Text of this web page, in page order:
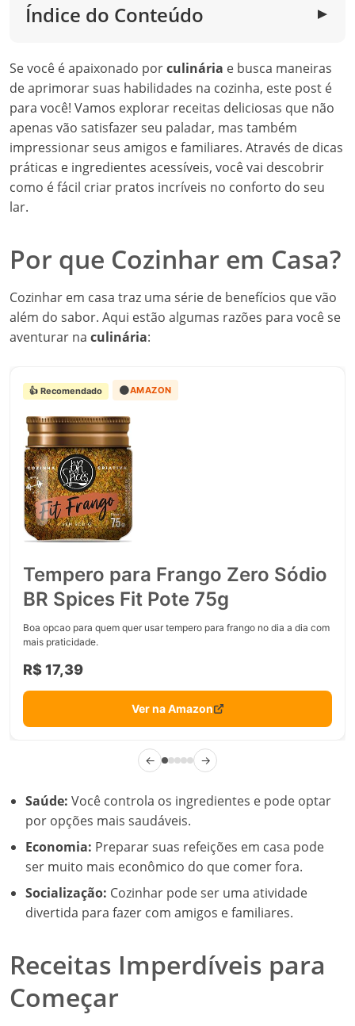
Índice do Conteúdo ▼
Se você é apaixonado porculinária e busca maneiras
de aprimorar suas habilidades na cozinha, este post é
para você! Vamos explorar receitas deliciosas que não
apenas vão satisfazer seu paladar, mas também
impressionar seus amigos e familiares. Através de dicas
práticas e ingredientes acessíveis, você vai descobrir
como é fácil criar pratos incríveis no conforto do seu
lar.
Por que Cozinhar em Casa?
Cozinhar em casa traz uma série de benefícios que vão
além do sabor. Aqui estão algumas razões para você se
aventurar na culinária:
👍 Recomendado 🟠AMAZON
Tempero para Frango Zero Sódio
BR Spices Fit Pote 75g
Boa opcao para quem quer usar tempero para frango no dia a dia com
mais praticidade.
R$ 17,39
Ver na Amazon
← →
Saúde: Você controla os ingredientes e pode optar
por opções mais saudáveis.
Economia: Preparar suas refeições em casa pode
ser muito mais econômico do que comer fora.
Socialização: Cozinhar pode ser uma atividade
divertida para fazer com amigos e familiares.
Receitas Imperdíveis para
Começar